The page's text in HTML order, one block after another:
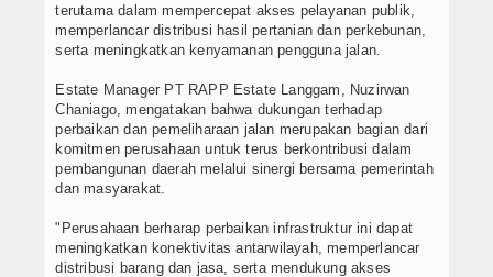
terutama dalam mempercepat akses pelayanan publik,
memperlancar distribusi hasil pertanian dan perkebunan,
serta meningkatkan kenyamanan pengguna jalan.
Estate Manager PT RAPP Estate Langgam, Nuzirwan
Chaniago, mengatakan bahwa dukungan terhadap
perbaikan dan pemeliharaan jalan merupakan bagian dari
komitmen perusahaan untuk terus berkontribusi dalam
pembangunan daerah melalui sinergi bersama pemerintah
dan masyarakat.
"Perusahaan berharap perbaikan infrastruktur ini dapat
meningkatkan konektivitas antarwilayah, memperlancar
distribusi barang dan jasa, serta mendukung akses